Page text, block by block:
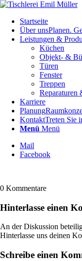
Startseite
Über unsPlanen.
Leistungen &
Küchen
Objekt- &
Türen
Fenster
Treppen
Reparaturen
Karriere
Planung
KontaktTreten Sie
Menü Menü
Mail
Facebook
0 Kommentare
Hinterlasse einen
An der Diskussion
Hinterlasse uns deinen
Schreibe einen